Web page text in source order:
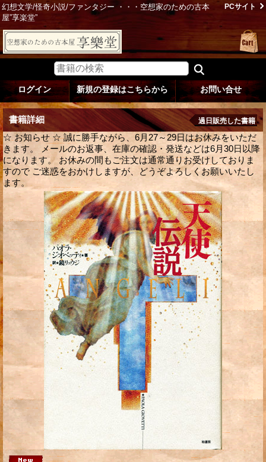
幻想文学/怪奇小説/ファンタジー ・・・空想家のための古本
屋”享楽堂”
PCサイト
ログイン 新規の登録はこちらから お問い合せ
書籍詳細 過日販売した書籍
☆ お知らせ ☆ 誠に勝手ながら、6月27～29日はお休みをいただ
きます。 メールのお返事、在庫の確認・発送などは6月30日以降
になります。 お休みの間もご注文は通常通りお受けしておりま
すので ご迷惑をおかけしますが、どうぞよろしくお願いいたし
ます。